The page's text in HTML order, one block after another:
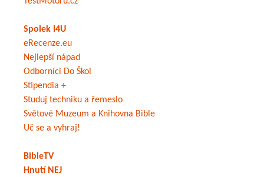
Spolek I4U
eRecenze.eu
Nejlepší nápad
Odborníci Do Škol
Stipendia +
Studuj techniku a řemeslo
Světové Muzeum a Knihovna Bible
Uč se a vyhraj!
BibleTV
Hnutí NEJ